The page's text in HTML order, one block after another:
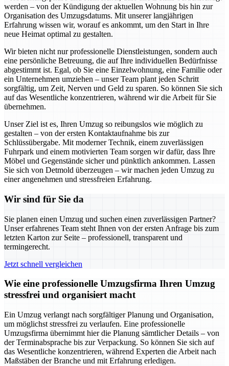
werden – von der Kündigung der aktuellen Wohnung bis hin zur
Organisation des Umzugsdatums. Mit unserer langjährigen
Erfahrung wissen wir, worauf es ankommt, um den Start in Ihre
neue Heimat optimal zu gestalten.
Wir bieten nicht nur professionelle Dienstleistungen, sondern auch
eine persönliche Betreuung, die auf Ihre individuellen Bedürfnisse
abgestimmt ist. Egal, ob Sie eine Einzelwohnung, eine Familie oder
ein Unternehmen umziehen – unser Team plant jeden Schritt
sorgfältig, um Zeit, Nerven und Geld zu sparen. So können Sie sich
auf das Wesentliche konzentrieren, während wir die Arbeit für Sie
übernehmen.
Unser Ziel ist es, Ihren Umzug so reibungslos wie möglich zu
gestalten – von der ersten Kontaktaufnahme bis zur
Schlüssübergabe. Mit moderner Technik, einem zuverlässigen
Fuhrpark und einem motivierten Team sorgen wir dafür, dass Ihre
Möbel und Gegenstände sicher und pünktlich ankommen. Lassen
Sie sich von Detmold überzeugen – wir machen jeden Umzug zu
einer angenehmen und stressfreien Erfahrung.
Wir sind für Sie da
Sie planen einen Umzug und suchen einen zuverlässigen Partner?
Unser erfahrenes Team steht Ihnen von der ersten Anfrage bis zum
letzten Karton zur Seite – professionell, transparent und
termingerecht.
Jetzt schnell vergleichen
Wie eine professionelle Umzugsfirma Ihren Umzug
stressfrei und organisiert macht
Ein Umzug verlangt nach sorgfältiger Planung und Organisation,
um möglichst stressfrei zu verlaufen. Eine professionelle
Umzugsfirma übernimmt hier die Planung sämtlicher Details – von
der Terminabsprache bis zur Verpackung. So können Sie sich auf
das Wesentliche konzentrieren, während Experten die Arbeit nach
Maßstäben der Branche und mit Erfahrung erledigen.